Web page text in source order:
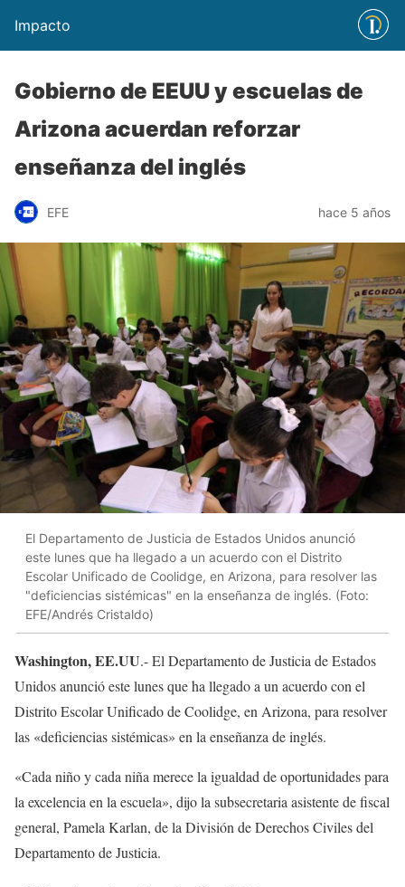
Impacto
Gobierno de EEUU y escuelas de
Arizona acuerdan reforzar
enseñanza del inglés
EFE hace 5 años
El Departamento de Justicia de Estados Unidos anunció
este lunes que ha llegado a un acuerdo con el Distrito
Escolar Unificado de Coolidge, en Arizona, para resolver las
"deficiencias sistémicas" en la enseñanza de inglés. (Foto:
EFE/Andrés Cristaldo)
Washington, EE.UU.- El Departamento de Justicia de Estados
Unidos anunció este lunes que ha llegado a un acuerdo con el
Distrito Escolar Unificado de Coolidge, en Arizona, para resolver
las «deficiencias sistémicas» en la enseñanza de inglés.
«Cada niño y cada niña merece la igualdad de oportunidades para
la excelencia en la escuela», dijo la subsecretaria asistente de fiscal
general, Pamela Karlan, de la División de Derechos Civiles del
Departamento de Justicia.